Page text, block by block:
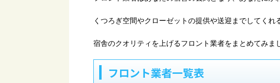
くつろぎ空間やクローゼットの提供や送迎までしてくれ
宿舎のクオリティを上げるフロント業者をまとめてみま
フロント業者一覧表